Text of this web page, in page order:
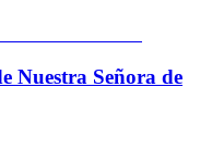
Nuestra Señora de